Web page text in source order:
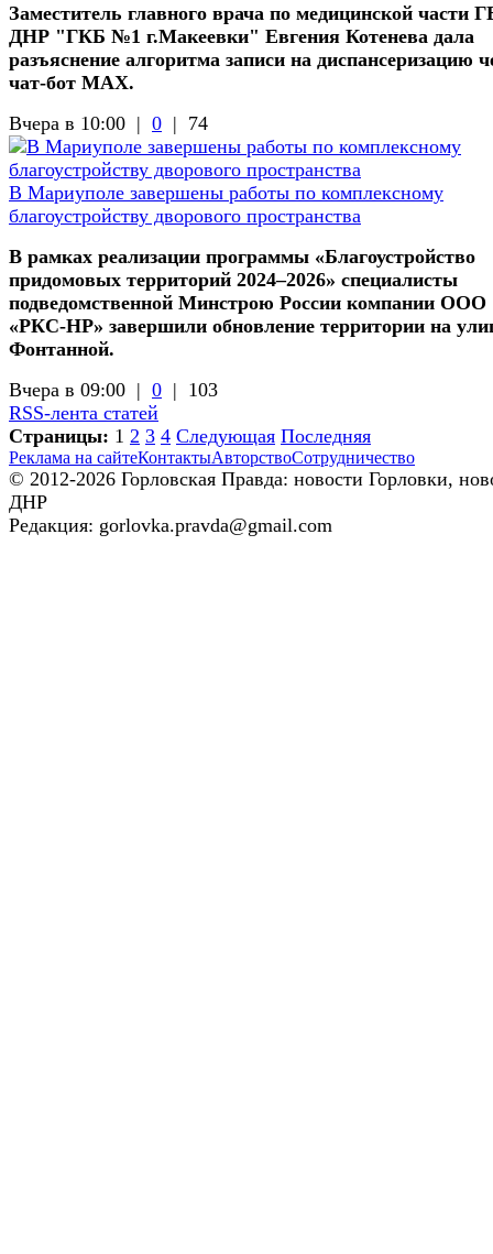
Заместитель главного врача по медицинской части
ДНР "ГКБ №1 г.Макеевки" Евгения Котенева дала
разъяснение алгоритма записи на диспансеризацию
чат-бот МАХ.
Вчера в 10:00 | 0 | 74
В Мариуполе завершены работы по комплексному
благоустройству дворового пространства
В рамках реализации программы «Благоустройство
придомовых территорий 2024–2026» специалисты
подведомственной Минстрою России компании ООО
«РКС-НР» завершили обновление территории на
Фонтанной.
Вчера в 09:00 | 0 | 103
RSS-лента статей
Страницы: 1 2 3 4 Следующая Последняя
Реклама на сайтеКонтактыАвторствоСотрудничество
© 2012-2026 Горловская Правда: новости Горловки,
ДНР
Редакция: gorlovka.pravda@gmail.com